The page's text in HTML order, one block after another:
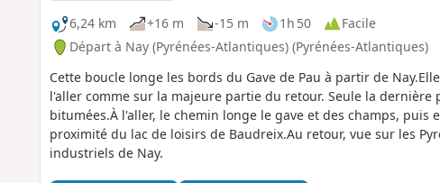
6,24 km
+16 m -15 m 1h 50
Facile
Départ à Nay (Pyrénées-Atlantiques) (Pyrénées-Atlantiques)
Cette boucle longe les bords du Gave de Pau à partir de
l'aller comme sur la majeure partie du retour. Seule la dernière
bitumées.À l'aller, le chemin longe le gave et des champs, puis
proximité du lac de loisirs de Baudreix.Au retour, vue sur les
industriels de Nay.